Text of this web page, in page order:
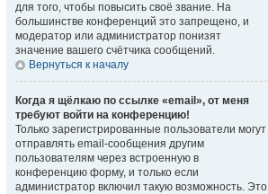
для того, чтобы повысить своё звание. На
большинстве конференций это запрещено, и
модератор или администратор понизят
значение вашего счётчика сообщений.
Вернуться к началу
Когда я щёлкаю по ссылке «email», от меня
требуют войти на конференцию!
Только зарегистрированные пользователи могут
отправлять email-сообщения другим
пользователям через встроенную в
конференцию форму, и только если
администратор включил такую возможность. Это